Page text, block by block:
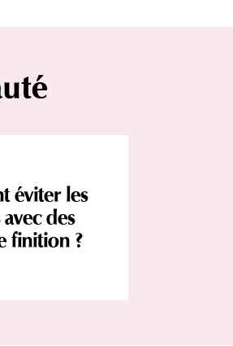
éviter les
des
finition ?